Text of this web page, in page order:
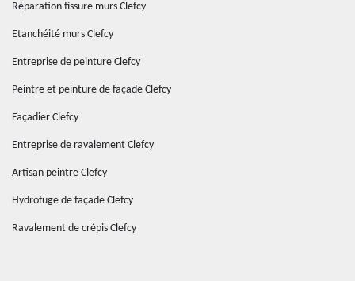
Réparation fissure murs Clefcy
Etanchéité murs Clefcy
Entreprise de peinture Clefcy
Peintre et peinture de façade Clefcy
Façadier Clefcy
Entreprise de ravalement Clefcy
Artisan peintre Clefcy
Hydrofuge de façade Clefcy
Ravalement de crépis Clefcy